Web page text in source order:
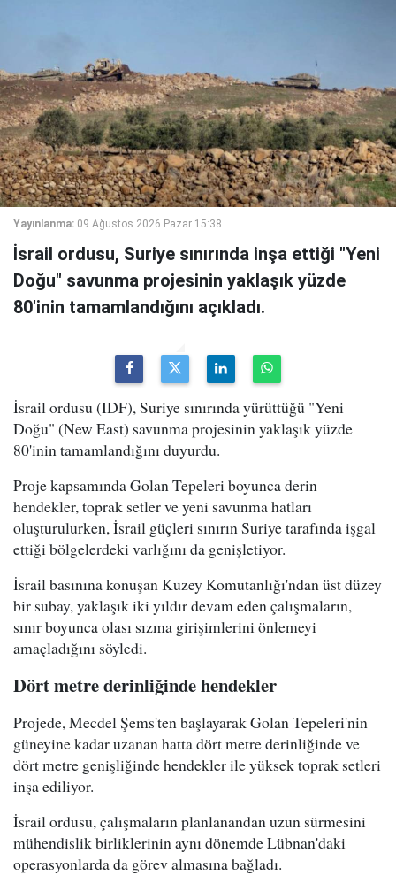
Yayınlanma: 09 Ağustos 2026 Pazar 15:38
İsrail ordusu, Suriye sınırında inşa ettiği "Yeni
Doğu" savunma projesinin yaklaşık yüzde
80'inin tamamlandığını açıkladı.
İsrail ordusu (IDF), Suriye sınırında yürüttüğü "Yeni
Doğu" (New East) savunma projesinin yaklaşık yüzde
80'inin tamamlandığını duyurdu.
Proje kapsamında Golan Tepeleri boyunca derin
hendekler, toprak setler ve yeni savunma hatları
oluşturulurken, İsrail güçleri sınırın Suriye tarafında işgal
ettiği bölgelerdeki varlığını da genişletiyor.
İsrail basınına konuşan Kuzey Komutanlığı'ndan üst düzey
bir subay, yaklaşık iki yıldır devam eden çalışmaların,
sınır boyunca olası sızma girişimlerini önlemeyi
amaçladığını söyledi.
Dört metre derinliğinde hendekler
Projede, Mecdel Şems'ten başlayarak Golan Tepeleri'nin
güneyine kadar uzanan hatta dört metre derinliğinde ve
dört metre genişliğinde hendekler ile yüksek toprak setleri
inşa ediliyor.
İsrail ordusu, çalışmaların planlanandan uzun sürmesini
mühendislik birliklerinin aynı dönemde Lübnan'daki
operasyonlarda da görev almasına bağladı.